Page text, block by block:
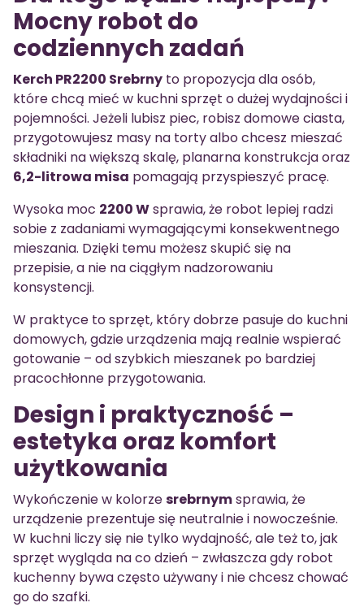
Mocny robot do
codziennych zadań
Kerch PR2200 Srebrny to propozycja dla osób,
które chcą mieć w kuchni sprzęt o dużej wydajności i
pojemności. Jeżeli lubisz piec, robisz domowe ciasta,
przygotowujesz masy na torty albo chcesz mieszać
składniki na większą skalę, planarna konstrukcja oraz
6,2-litrowa misa pomagają przyspieszyć pracę.
Wysoka moc 2200 Wsprawia, że robot lepiej radzi
sobie z zadaniami wymagającymi konsekwentnego
mieszania. Dzięki temu możesz skupić się na
przepisie, a nie na ciągłym nadzorowaniu
konsystencji.
W praktyce to sprzęt, który dobrze pasuje do kuchni
domowych, gdzie urządzenia mają realnie wspierać
gotowanie – od szybkich mieszanek po bardziej
pracochłonne przygotowania.
Design i praktyczność –
estetyka oraz komfort
użytkowania
Wykończenie w kolorzesrebrnymsprawia, że
urządzenie prezentuje się neutralnie i nowocześnie.
W kuchni liczy się nie tylko wydajność, ale też to, jak
sprzęt wygląda na co dzień – zwłaszcza gdy robot
kuchenny bywa często używany i nie chcesz chować
go do szafki.